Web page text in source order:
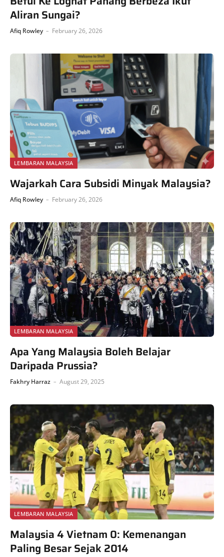
Aliran Sungai?
Afiq Rowley February 26, 2026
LEMBARAN MALAYSIA
Wajarkah Cara Subsidi Minyak Malaysia?
Afiq Rowley February 26, 2026
LEMBARAN MALAYSIA
Apa Yang Malaysia Boleh Belajar
Daripada Prussia?
Fakhry Harraz August 29, 2025
LEMBARAN MALAYSIA
Malaysia 4 Vietnam 0: Kemenangan
Paling Besar Sejak 2014